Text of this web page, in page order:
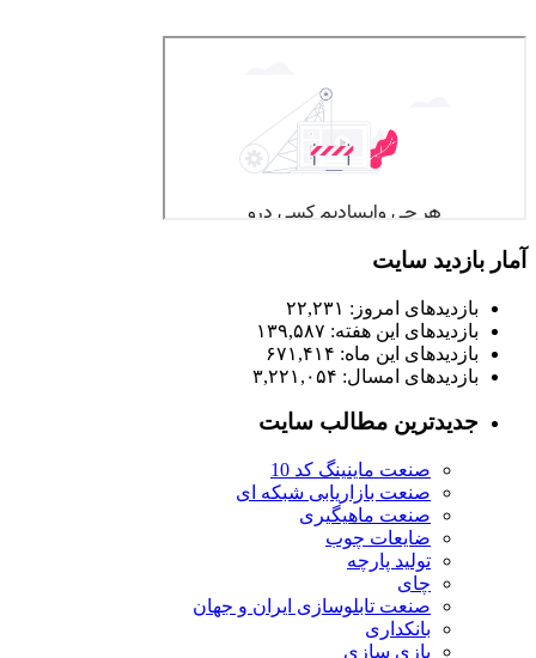
آمار بازدید سایت
بازدیدهای امروز: ۲۲,۲۳۱
بازدیدهای این هفته: ۱۳۹,۵۸۷
بازدیدهای این ماه: ۶۷۱,۴۱۴
بازدیدهای امسال: ۳,۲۲۱,۰۵۴
جدیدترین مطالب سایت
صنعت ماینینگ کد 10
صنعت بازاریابی شبکه ای
صنعت ماهیگیری
ضایعات چوب
تولید پارچه
چای
صنعت تابلوسازی ایران و جهان
بانکداری
بازی سازی